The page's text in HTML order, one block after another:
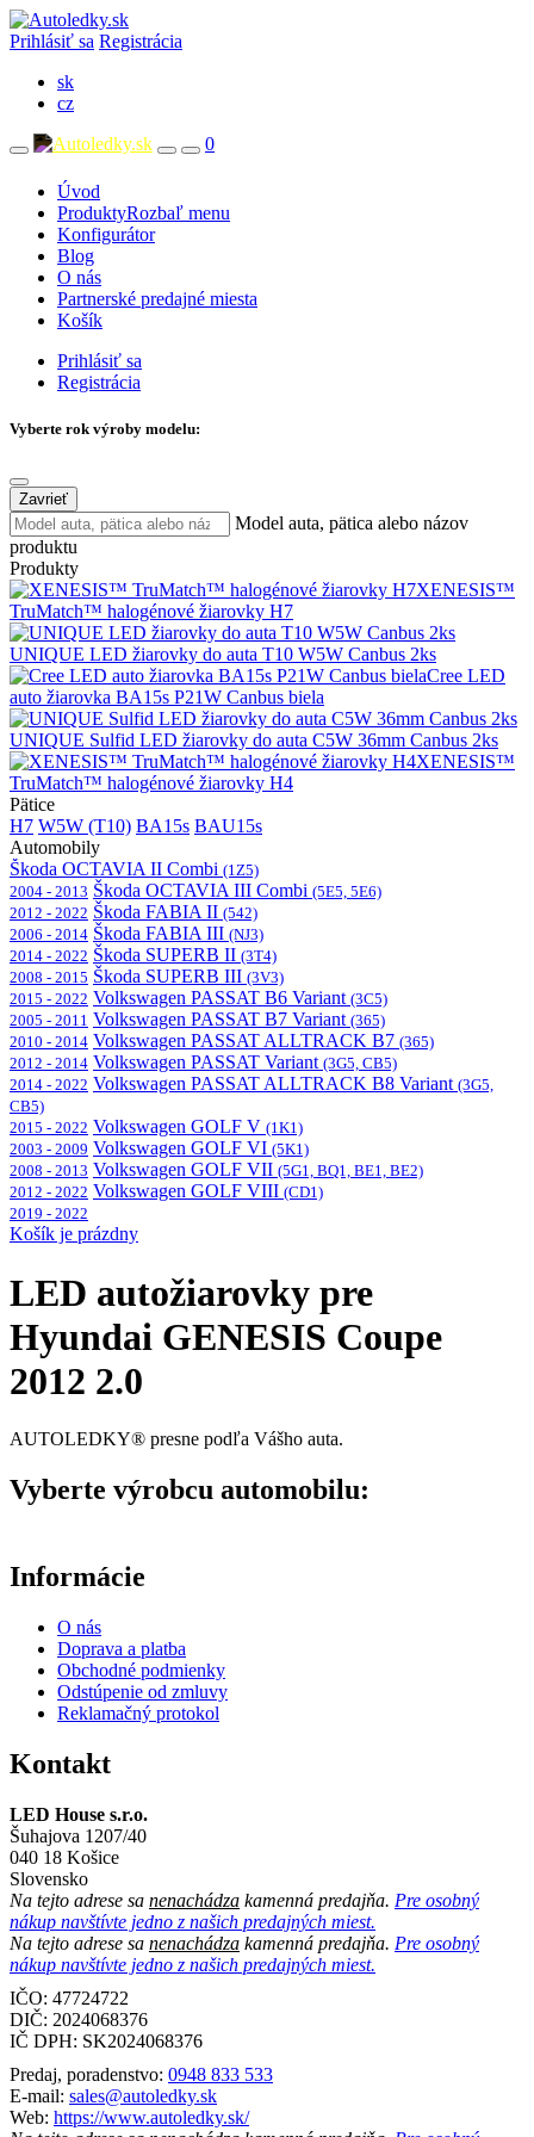
Prihlásiť sa Registrácia
sk
cz
0
Úvod
ProduktyRozbaľ menu
Konfigurátor
Blog
O nás
Partnerské predajné miesta
Košík
Prihlásiť sa
Registrácia
Vyberte rok výroby modelu:
Zavrieť
Model auta, pätica alebo názov
produktu
Produkty
XENESIS™
TruMatch™ halogénové žiarovky H7
UNIQUE LED žiarovky do auta T10 W5W Canbus 2ks
Cree LED
auto žiarovka BA15s P21W Canbus biela
UNIQUE Sulfid LED žiarovky do auta C5W 36mm Canbus 2ks
XENESIS™
TruMatch™ halogénové žiarovky H4
Pätice
H7 W5W (T10) BA15s BAU15s
Automobily
Škoda OCTAVIA II Combi (1Z5)
2004 - 2013 Škoda OCTAVIA III Combi (5E5, 5E6)
2012 - 2022 Škoda FABIA II (542)
2006 - 2014 Škoda FABIA III (NJ3)
2014 - 2022 Škoda SUPERB II (3T4)
2008 - 2015 Škoda SUPERB III (3V3)
2015 - 2022 Volkswagen PASSAT B6 Variant (3C5)
2005 - 2011 Volkswagen PASSAT B7 Variant (365)
2010 - 2014 Volkswagen PASSAT ALLTRACK B7 (365)
2012 - 2014 Volkswagen PASSAT Variant (3G5, CB5)
2014 - 2022 Volkswagen PASSAT ALLTRACK B8 Variant (3G5,
CB5)
2015 - 2022 Volkswagen GOLF V (1K1)
2003 - 2009 Volkswagen GOLF VI (5K1)
2008 - 2013 Volkswagen GOLF VII (5G1, BQ1, BE1, BE2)
2012 - 2022 Volkswagen GOLF VIII (CD1)
2019 - 2022
Košík je prázdny
LED autožiarovky pre
Hyundai GENESIS Coupe
2012 2.0
AUTOLEDKY® presne podľa Vášho auta.
Vyberte výrobcu automobilu:
Informácie
O nás
Doprava a platba
Obchodné podmienky
Odstúpenie od zmluvy
Reklamačný protokol
Kontakt
LED House s.r.o.
Šuhajova 1207/40
040 18 Košice
Slovensko
Na tejto adrese sa nenachádza kamenná predajňa. Pre osobný
nákup navštívte jedno z našich predajných miest.
Na tejto adrese sa nenachádza kamenná predajňa. Pre osobný
nákup navštívte jedno z našich predajných miest.
IČO: 47724722
DIČ: 2024068376
IČ DPH: SK2024068376
Predaj, poradenstvo: 0948 833 533
E-mail: sales@autoledky.sk
Web: https://www.autoledky.sk/